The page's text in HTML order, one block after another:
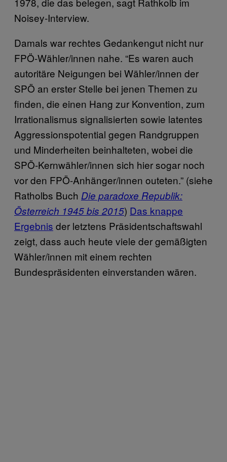
Noisey-Interview.
Damals war rechtes Gedankengut nicht nur
FPÖ-Wähler/innen nahe. “Es waren auch
autoritäre Neigungen bei Wähler/innen der
SPÖ an erster Stelle bei jenen Themen zu
finden, die einen Hang zur Konvention, zum
Irrationalismus signalisierten sowie latentes
Aggressionspotential gegen Randgruppen
und Minderheiten beinhalteten, wobei die
SPÖ-Kernwähler/innen sich hier sogar noch
vor den FPÖ-Anhänger/innen outeten.” (siehe
Ratholbs Buch Die paradoxe Republik:
Österreich 1945 bis 2015) Das knappe
Ergebnis der letztens Präsidentschaftswahl
zeigt, dass auch heute viele der gemäßigten
Wähler/innen mit einem rechten
Bundespräsidenten einverstanden wären.